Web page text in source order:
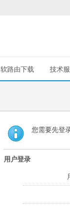
软路由下载 技术
您需要先登
用户登录